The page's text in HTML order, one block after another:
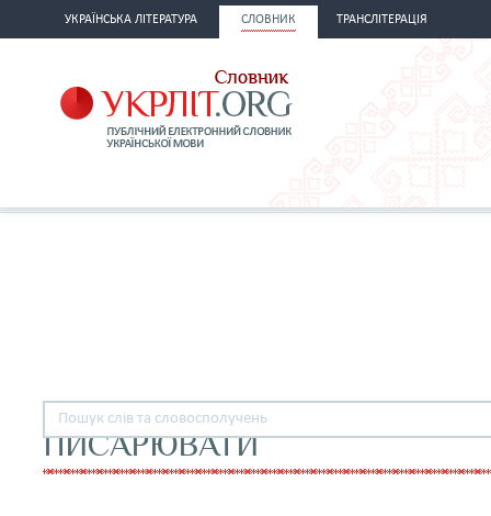
УКРАЇНСЬКА ЛІТЕРАТУРА СЛОВНИК ТРАНСЛІТЕРАЦІЯ
ПИСАРЮВАТИ